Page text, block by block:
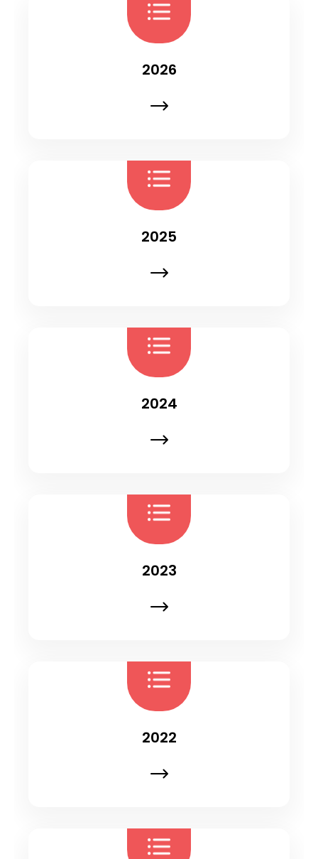
2026
2025
2024
2023
2022